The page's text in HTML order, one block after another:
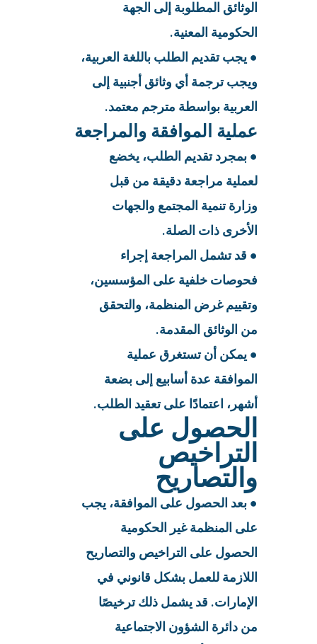
الوثائق المطلوبة إلى الجهة
الحكومية المعنية.
● يجب تقديم الطلب باللغة العربية،
ويجب ترجمة أي وثائق أجنبية إلى
العربية بواسطة مترجم معتمد.
عملية الموافقة والمراجعة
● بمجرد تقديم الطلب، يخضع
لعملية مراجعة دقيقة من قبل
وزارة تنمية المجتمع والجهات
الأخرى ذات الصلة.
● قد تشمل المراجعة إجراء
فحوصات خلفية على المؤسسين،
وتقييم غرض المنظمة، والتحقق
من الوثائق المقدمة.
● يمكن أن تستغرق عملية
الموافقة عدة أسابيع إلى بضعة
أشهر، اعتمادًا على تعقيد الطلب.
الحصول على
التراخيص
والتصاريح
● بعد الحصول على الموافقة، يجب
على المنظمة غير الحكومية
الحصول على التراخيص والتصاريح
اللازمة للعمل بشكل قانوني في
الإمارات. قد يشمل ذلك ترخيصًا
من دائرة الشؤون الاجتماعية